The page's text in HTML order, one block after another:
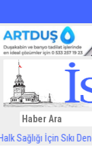
İçin Sıkı Denetim